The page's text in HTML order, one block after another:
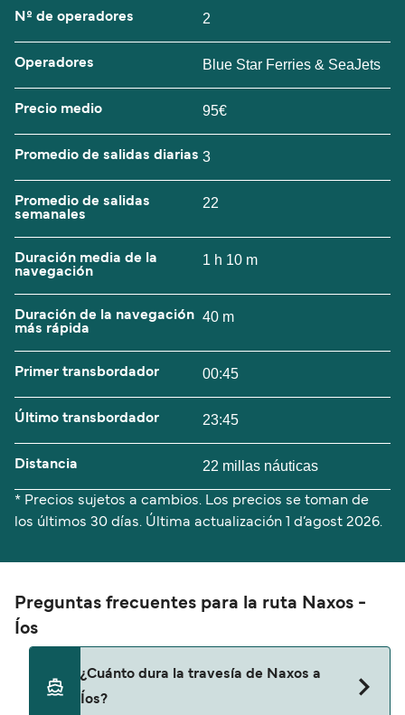
Nº de operadores 2
Operadores Blue Star Ferries & SeaJets
Precio medio 95€
Promedio de salidas diarias 3
Promedio de salidas
semanales
22
Duración media de la
navegación
1 h 10 m
Duración de la navegación
más rápida
40 m
Primer transbordador 00:45
Último transbordador 23:45
Distancia 22 millas náuticas
* Precios sujetos a cambios. Los precios se toman de
los últimos 30 días. Última actualización 1 d’agost 2026.
Preguntas frecuentes para la ruta Naxos -
Íos
¿Cuánto dura la travesía de Naxos a
Íos?